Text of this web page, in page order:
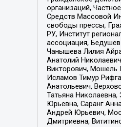
организаций,
Средств Массовой
свободы прессы,
РУ, Институт
ассоциация,
Чанышева Лилия
Анатолий
Викторович, Мошель
Исламов Тимур
Анатольевич,
Татьяна
Юрьевна, Саранг
Андрей Юрьевич,
Дмитриевна,